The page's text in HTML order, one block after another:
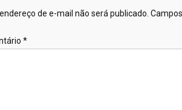
de e-mail não será publicado.
*